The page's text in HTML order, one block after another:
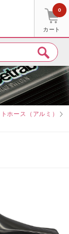
カート
0
ホース（アルミ）